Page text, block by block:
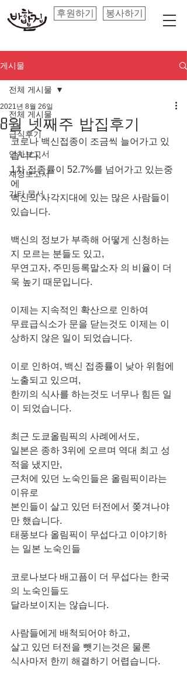
후원하기 봉사하기
게시물
전체 게시물
급식후기
연차보고서
재정보고서
기타 문서
전체 게시물
8월 넷째주 밥집후기
2021년 8월 26일
코로나 백신접종이 조금씩 늘어가고 있
습니다.
1차 접종률이 52.7%를 넘어가고 있는중
에
백신의 사각지대에 있는 많은 사람들이
있습니다.
백신의 정보가 부족해 어떻게 신청하는
지 모르는 분들도 있고,
무연고자, 주민등록말소자 의 비율이 더
욱 높기 때문입니다.
이제는 지속적인 확산으로 인하여
무료급식소가 문을 닫는것도 이제는 이
상하지 않은 일이 되었습니다.
이로 인하여, 백신 접종률이 낮아 위험에
노출되고 있으며,
한끼의 식사를 하는것도 너무나 힘든 일
이 되었습니다.
최근 도쿄올림픽의 사례에서도,
일본은 종하 3위에 오르며 역대 최고 성
적을 냈지만,
근처에 있던 노숙인들은 올림픽이라는
이유로
본인들이 살고 있던 터전에서 쫒겨나야
만 했습니다.
태풍보다 올림픽이 무섭다고 이야기하
는 일본 노숙인들
코로나보다 배고픔이 더 무섭다는 한국
의 노숙인들도
달라보이지는 않습니다.
사람들에게 배척되어야 하고,
살고 있던 터전을 뺏기는것은 물론
식사마저 한끼 해결하기 어렵습니다.